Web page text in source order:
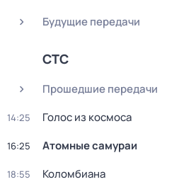
Будущие передачи
СТС
Прошедшие передачи
14:25 Голос из космоса
16:25 Атомные самураи
18:55 Коломбиана